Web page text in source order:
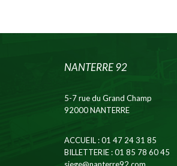
NANTERRE 92
5-7 rue du Grand Champ
92000 NANTERRE
ACCUEIL: 01 47 24 31 85
BILLETTERIE: 01 85 78 60 45